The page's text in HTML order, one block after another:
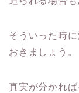
そういった時
おきましょう。
真実が分かれ